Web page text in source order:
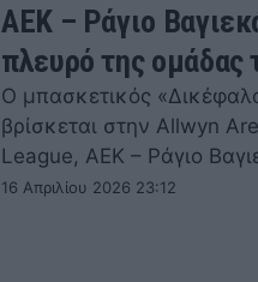
ΑΕΚ – Ράγιο
πλευρό της ομάδας
Ο μπασκετικός
βρίσκεται στην Allwyn
League, ΑΕΚ – Ράγιο
16 Απριλίου 2026 23:12